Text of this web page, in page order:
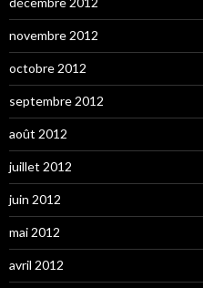
novembre 2012
octobre 2012
septembre 2012
août 2012
juillet 2012
juin 2012
mai 2012
avril 2012